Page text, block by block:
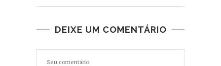
DEIXE UM COMENTÁRIO